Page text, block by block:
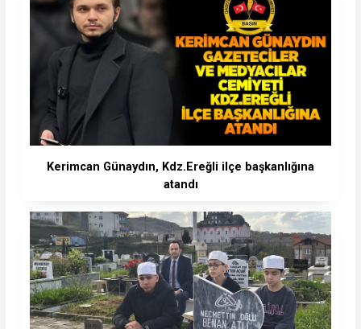
Kerimcan Günaydın, Kdz.Ereğli ilçe başkanlığına
atandı